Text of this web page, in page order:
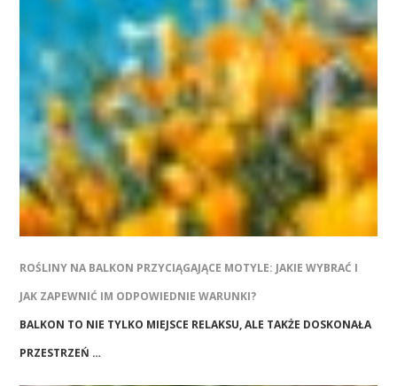
ROŚLINY NA BALKON PRZYCIĄGAJĄCE MOTYLE: JAKIE WYBRAĆ I
JAK ZAPEWNIĆ IM ODPOWIEDNIE WARUNKI?
BALKON TO NIE TYLKO MIEJSCE RELAKSU, ALE TAKŻE DOSKONAŁA
PRZESTRZEŃ …